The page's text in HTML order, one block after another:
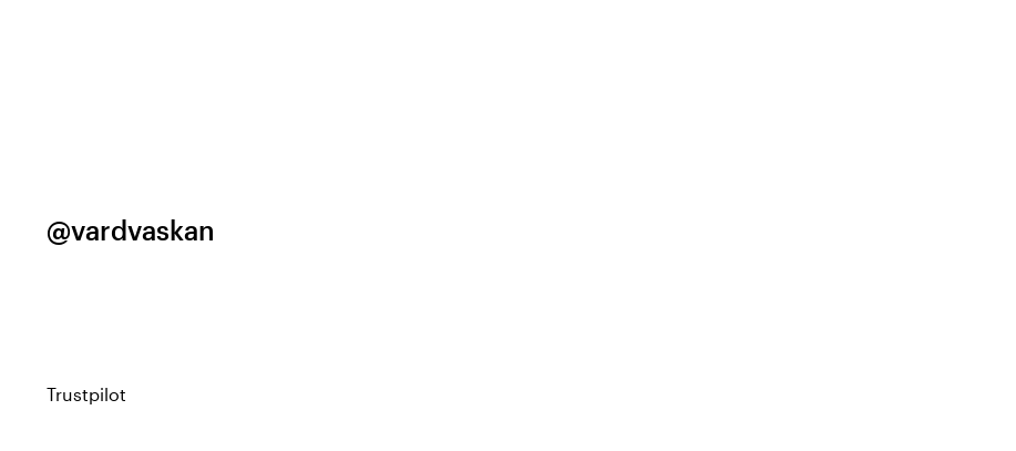
@vardvaskan
Trustpilot